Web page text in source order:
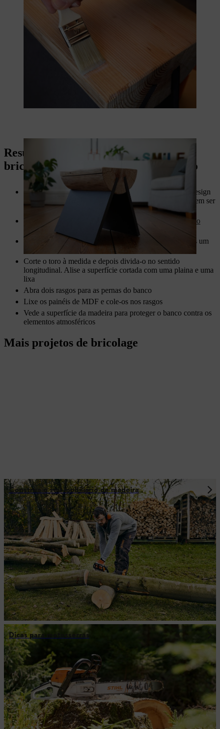
Resumo: fazer o seu próprio banco de
bricolage com assento feito de um toro
Escolha uma madeira que se adapte ao seu gosto e ao design
do interior de sua casa. Os atraentes bancos de toro podem ser
feitos de madeira dura ou macia
Durante o trabalho, use sempre
equipamento de proteção
individual de acordo com as instruções de operação
Para este banco vai precisar de poucos materiais: apenas um
Corte o toro à medida e depois divida-o no sentido
longitudinal. Alise a superfície cortada com uma plaina e uma
lixa
Abra dois rasgos para as pernas do banco
Lixe os painéis de MDF e cole-os nos rasgos
Vede a superfície da madeira para proteger o banco contra os
elementos atmosféricos
Mais projetos de bricolage
Construa o seu mobiliário de madeira
Dicas para motosserras